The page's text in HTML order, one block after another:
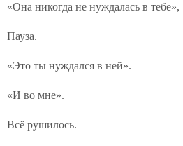
«Она никогда не нуждалась в
Пауза.
«Это ты нуждался в ней».
«И во мне».
Всё рушилось.